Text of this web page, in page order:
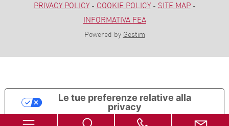
PRIVACY POLICY- COOKIE POLICY- SITE MAP-
INFORMATIVA FEA
Powered by Gestim
Le tue preferenze relative alla
privacy